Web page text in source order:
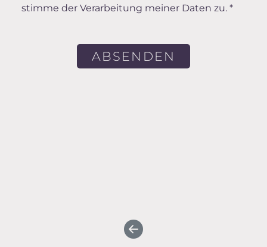
stimme der Verarbeitung meiner Daten zu. *
ABSENDEN